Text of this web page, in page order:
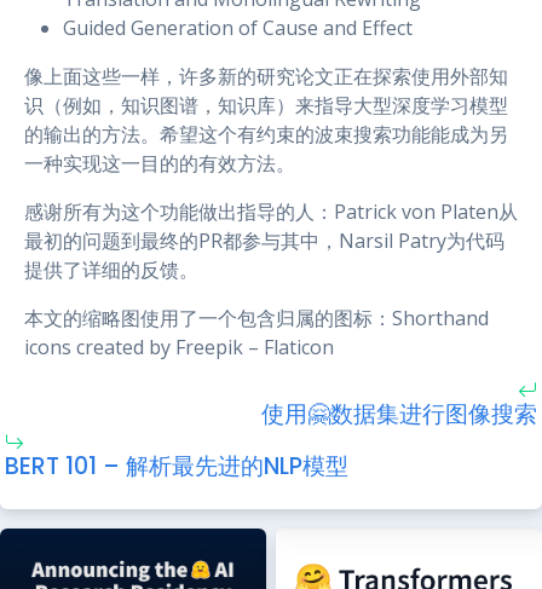
Guided Generation of Cause and Effect
像上面这些一样，许多新的研究论文正在探索使用外部知
识（例如，知识图谱，知识库）来指导大型深度学习模型
的输出的方法。希望这个有约束的波束搜索功能能成为另
一种实现这一目的的有效方法。
感谢所有为这个功能做出指导的人：Patrick von Platen从
最初的问题到最终的PR都参与其中，Narsil Patry为代码
提供了详细的反馈。
本文的缩略图使用了一个包含归属的图标：Shorthand
icons created by Freepik – Flaticon
使用🤗数据集进行图像搜索
BERT 101 – 解析最先进的NLP模型